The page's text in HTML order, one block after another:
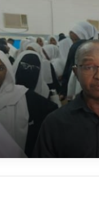
يعيد الحياة لمؤسسات السودان
ــ ام درمان : بعانخي برس
يدشّن مهرجان التعايش
هم صُنّاع السلام وبناة
ودمدني : سلمى امين
بشرطة ولاية الجزيرة ــ
بولاية الجزيرة يشارك